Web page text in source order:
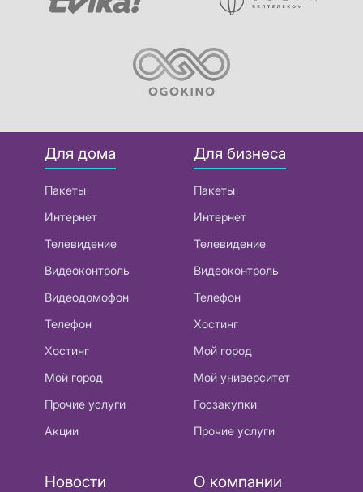
Для дома
Пакеты
Интернет
Телевидение
Видеоконтроль
Видеодомофон
Телефон
Хостинг
Мой город
Прочие услуги
Акции
Для бизнеса
Пакеты
Интернет
Телевидение
Видеоконтроль
Телефон
Хостинг
Мой город
Мой университет
Госзакупки
Прочие услуги
Новости О компании